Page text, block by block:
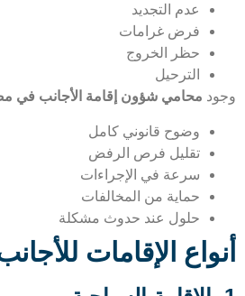
عدم التجديد
فرض غرامات
حظر الخروج
الترحيل
محامي شؤون إقامة الأجانب في مصر
وضوح قانوني كامل
تقليل فرص الرفض
سرعة في الإجراءات
حماية من المخالفات
حلول عند حدوث مشكلة
الإقامات